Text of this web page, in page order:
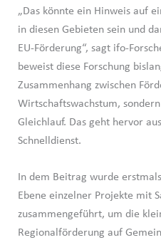
„Das könnte ein Hinweis auf
in diesen Gebieten sein und
EU-Förderung“, sagt ifo-
beweist diese Forschung
Zusammenhang zwischen
Wirtschaftswachstum,
Gleichlauf. Das geht hervor
Schnelldienst.
In dem Beitrag wurde
Ebene einzelner Projekte mit
zusammengeführt, um die
Regionalförderung auf